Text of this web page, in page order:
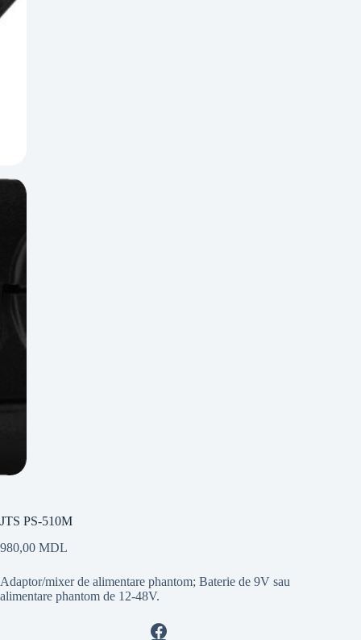
JTS PS-510M
980,00 MDL
Adaptor/mixer de alimentare phantom; Baterie de 9V sau
alimentare phantom de 12-48V.